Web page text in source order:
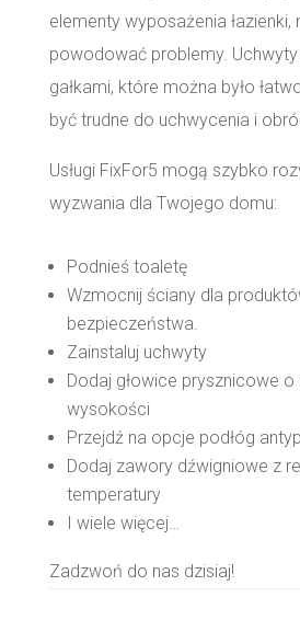
elementy wyposażenia łazienki,
powodować problemy. Uchwyty
gałkami, które można było
być trudne do uchwycenia i
Usługi FixFor5 mogą szybko
wyzwania dla Twojego domu:
Podnieś toaletę
Wzmocnij ściany dla
bezpieczeństwa.
Zainstaluj uchwyty
Dodaj głowice prysznicowe o
wysokości
Przejdź na opcje podłóg
Dodaj zawory dźwigniowe z
temperatury
I wiele więcej…
Zadzwoń do nas dzisiaj!